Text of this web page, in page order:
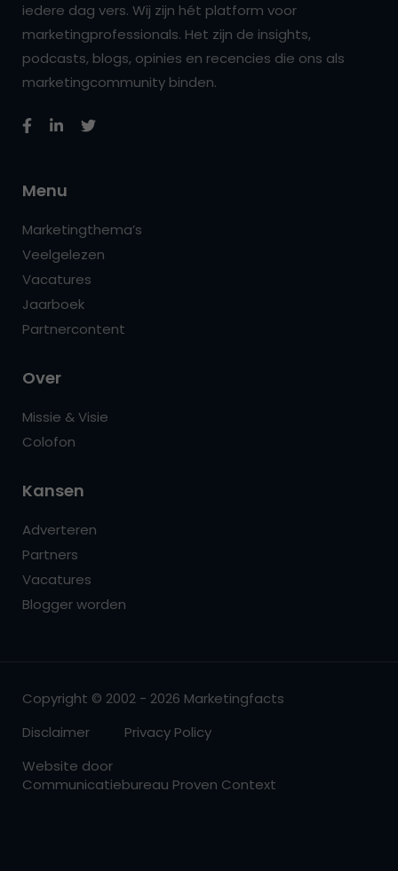
iedere dag vers. Wij zijn hét platform voor
marketingprofessionals. Het zijn de insights,
podcasts, blogs, opinies en recencies die ons als
marketingcommunity binden.
Menu
Marketingthema’s
Veelgelezen
Vacatures
Jaarboek
Partnercontent
Over
Missie & Visie
Colofon
Kansen
Adverteren
Partners
Vacatures
Blogger worden
Copyright © 2002 - 2026 Marketingfacts
Disclaimer
Privacy Policy
Website door
Communicatiebureau Proven Context